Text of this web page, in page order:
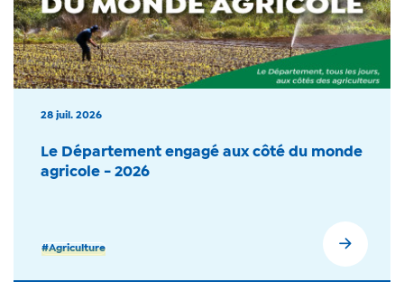
28 juil. 2026
Le Département engagé aux côté du monde
agricole - 2026
#Agriculture